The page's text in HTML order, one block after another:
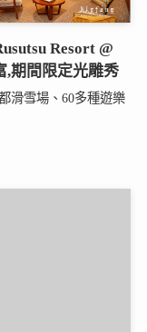
Resort @
,期間限定光雕秀
滑雪場、60多種遊樂